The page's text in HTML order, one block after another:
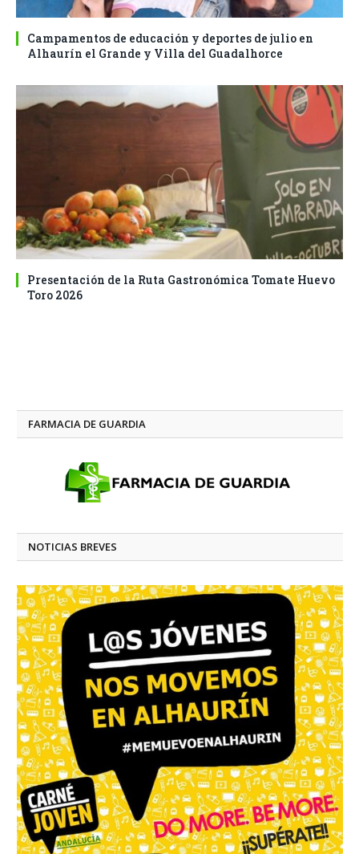
Campamentos de educación y deportes de julio en
Alhaurín el Grande y Villa del Guadalhorce
Presentación de la Ruta Gastronómica Tomate Huevo
Toro 2026
FARMACIA DE GUARDIA
NOTICIAS BREVES